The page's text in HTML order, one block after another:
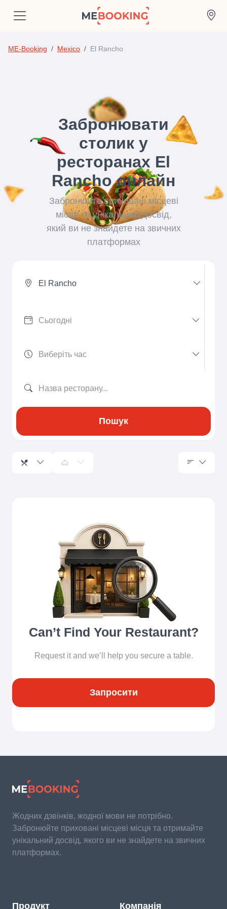
ME-Booking Mexico El Rancho
Забронювати
столик у
ресторанах El
Rancho онлайн
Забронюйте приховані місцеві
місця та унікальний досвід,
який ви не знайдете на звичних
платформах
El Rancho
Пошук
Can’t Find Your Restaurant?
Request it and we’ll help you secure a table.
Запросити
Жодних дзвінків, жодної мови не потрібно.
Забронюйте приховані місцеві місця та отримайте
унікальний досвід, якого ви не знайдете на звичних
платформах.
Продукт Компанія